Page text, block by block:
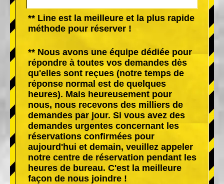
** Line est la meilleure et la plus rapide
méthode pour réserver !
** Nous avons une équipe dédiée pour
répondre à toutes vos demandes dès
qu'elles sont reçues (notre temps de
réponse normal est de quelques
heures). Mais heureusement pour
nous, nous recevons des milliers de
demandes par jour. Si vous avez des
demandes urgentes concernant les
réservations confirmées pour
aujourd'hui et demain, veuillez appeler
notre centre de réservation pendant les
heures de bureau. C'est la meilleure
façon de nous joindre !